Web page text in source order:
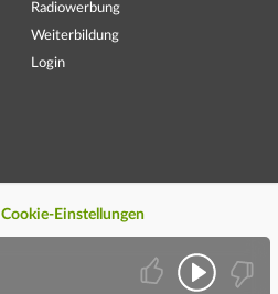
Radiowerbung
Weiterbildung
Login
Cookie-Einstellungen